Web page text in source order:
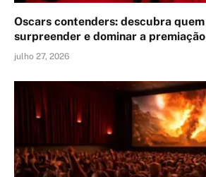
Oscars contenders: descubra
surpreender e dominar a premiação
julho 27, 2026